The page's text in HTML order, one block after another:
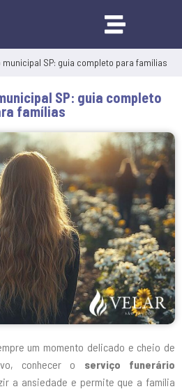
SP: guia completo para famílias
SP: guia completo
famílias
um momento delicado e cheio de
conhecer o serviço funerário
a ansiedade e permite que a família